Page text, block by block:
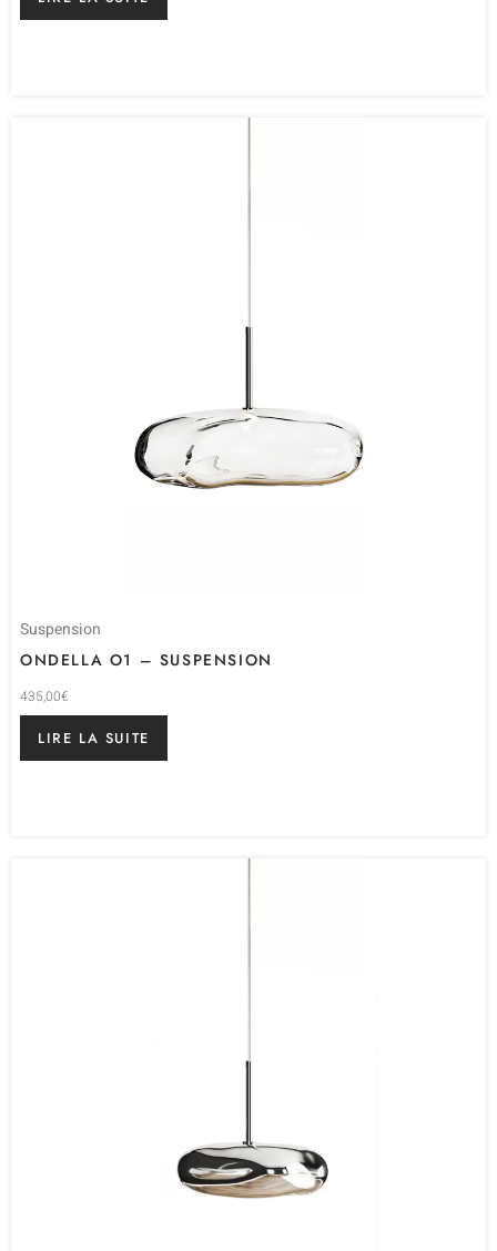
Suspension
ONDELLA O1 – SUSPENSION
435,00€
LIRE LA SUITE